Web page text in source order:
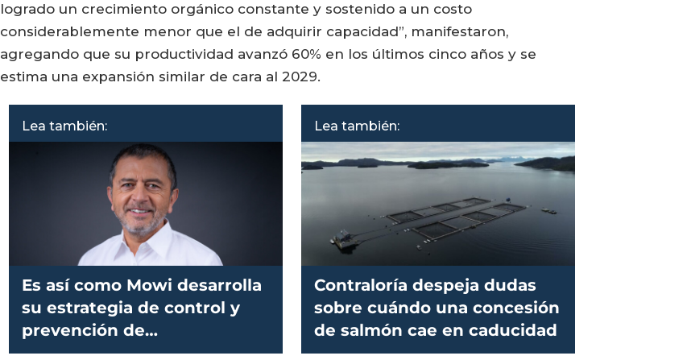
logrado un crecimiento orgánico constante y sostenido a un costo
considerablemente menor que el de adquirir capacidad”, manifestaron,
agregando que su productividad avanzó 60% en los últimos cinco años y se
estima una expansión similar de cara al 2029.
Lea también:
Es así como Mowi desarrolla
su estrategia de control y
prevención de
enfermedades
Lea también:
Contraloría despeja dudas
sobre cuándo una concesión
de salmón cae en caducidad